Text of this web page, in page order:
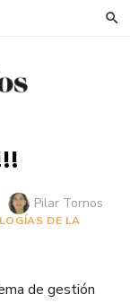
Autor
Pilar Tornos
DE LA
de gestión